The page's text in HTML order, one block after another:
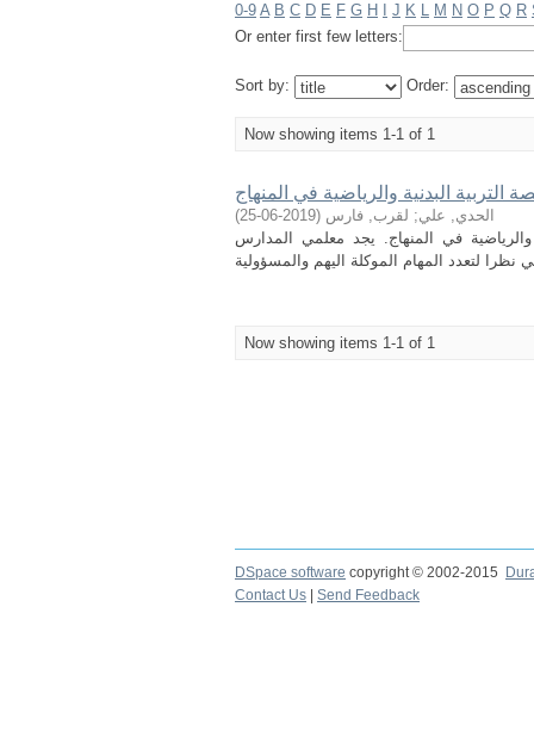
0-9 A B C D E F G H J K L M N O P Q R
Or enter first few letters:
Sort by: Order:
Now showing items 1-1 of 1
التربية البدنية والرياضية في المنهاج
الحدي, علي; لقرب, فارس (
2019-06-25
)
في المنهاج. يجد معلمي المدارس
Now showing items 1-1 of 1
DSpace software copyright © 2002-2015
Contact Us
Send Feedback